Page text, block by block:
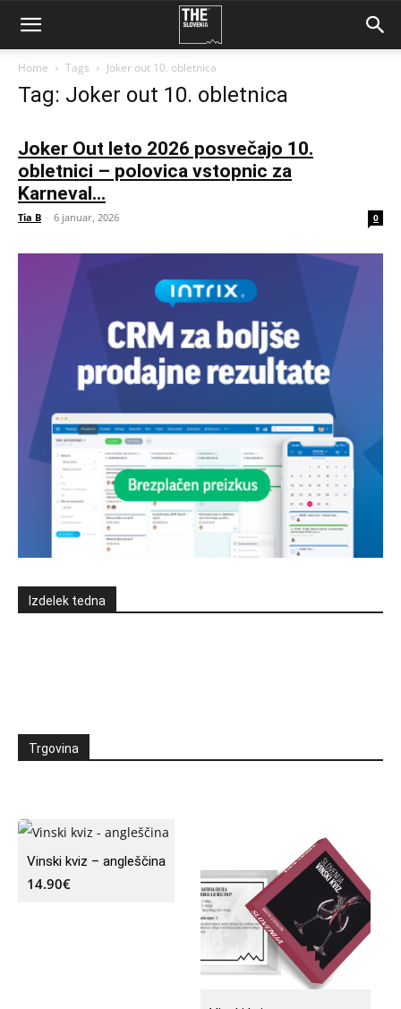
Home Tags Joker out 10. obletnica
Tag: Joker out 10. obletnica
Joker Out leto 2026 posvečajo 10.
obletnici – polovica vstopnic za
Karneval...
Tia B - 6 januar, 2026 0
Izdelek tedna
Trgovina
Vinski kviz – angleščina
14.90€